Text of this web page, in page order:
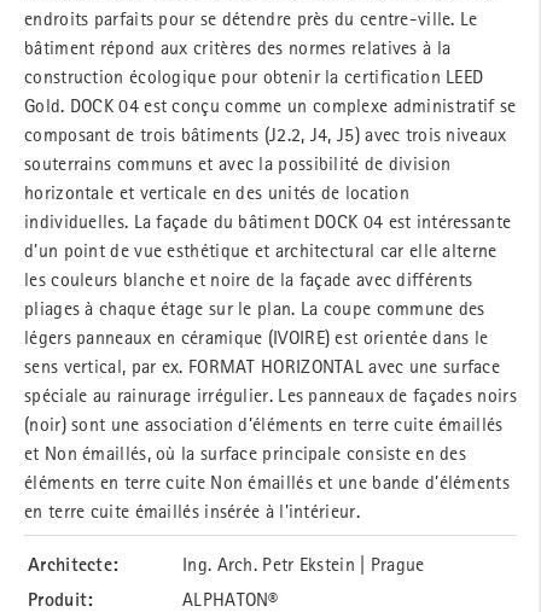
endroits parfaits pour se détendre près du centre-ville. Le
bâtiment répond aux critères des normes relatives à la
construction écologique pour obtenir la certification LEED
Gold. DOCK 04 est conçu comme un complexe administratif se
composant de trois bâtiments (J2.2, J4, J5) avec trois niveaux
souterrains communs et avec la possibilité de division
horizontale et verticale en des unités de location
individuelles. La façade du bâtiment DOCK 04 est intéressante
d’un point de vue esthétique et architectural car elle alterne
les couleurs blanche et noire de la façade avec différents
pliages à chaque étage sur le plan. La coupe commune des
légers panneaux en céramique (IVOIRE) est orientée dans le
sens vertical, par ex. FORMAT HORIZONTAL avec une surface
spéciale au rainurage irrégulier. Les panneaux de façades noirs
(noir) sont une association d’éléments en terre cuite émaillés
et Non émaillés, où la surface principale consiste en des
éléments en terre cuite Non émaillés et une bande d’éléments
en terre cuite émaillés insérée à l’intérieur.
Architecte: Ing. Arch. Petr Ekstein | Prague
Produit: ALPHATON®